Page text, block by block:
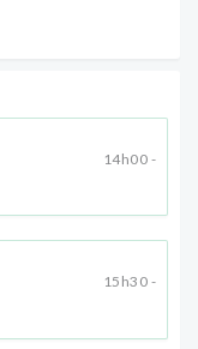
14h00 -
15h30 -